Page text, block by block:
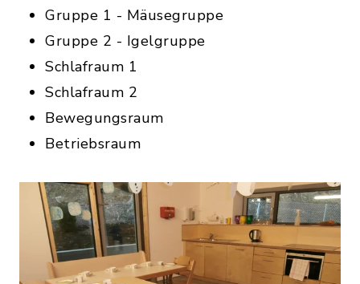
Gruppe 1 - Mäusegruppe
Gruppe 2 - Igelgruppe
Schlafraum 1
Schlafraum 2
Bewegungsraum
Betriebsraum